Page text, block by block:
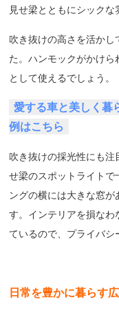
見せ梁とともにシックな
吹き抜けの高さを活かし
た。ハンモックがかけ
として使えるでしょう。
愛する車と美しく暮
例はこちら
吹き抜けの採光性にも
せ梁のスポットライト
ングの横には大きな窓
す。インテリアを損なわ
ているので、プライバシ
日常を豊かに暮らす